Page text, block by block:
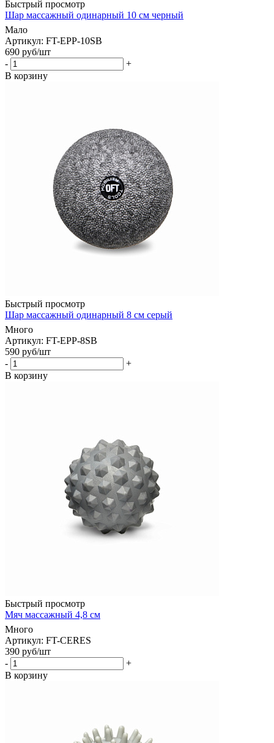
Быстрый просмотр
Шар массажный одинарный 10 см черный
Мало
Артикул: FT-EPP-10SB
690 руб/шт
-
+
В корзину
Быстрый просмотр
Шар массажный одинарный 8 см серый
Много
Артикул: FT-EPP-8SB
590 руб/шт
-
+
В корзину
Быстрый просмотр
Мяч массажный 4,8 см
Много
Артикул: FT-CERES
390 руб/шт
-
+
В корзину